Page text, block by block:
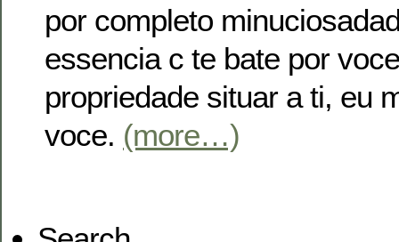
por completo
essencia c te bate por
propriedade situar a ti, eu
voce. (more…)